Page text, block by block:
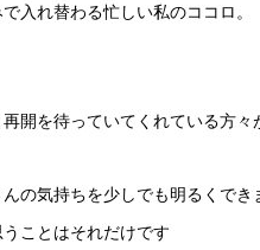
入れ替わる忙しい私のココロ。
再開を待っていてくれている方
の気持ちを少しでも明るくでき
うことはそれだけです